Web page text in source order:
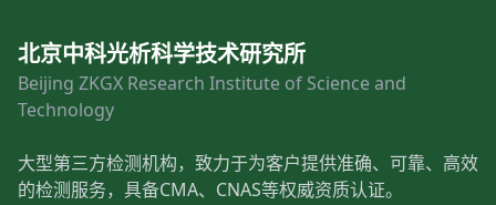
北京中科光析科学技术研究所
Beijing ZKGX Research Institute of Science and
Technology
大型第三方检测机构，致力于为客户提供准确、可靠、高效
的检测服务，具备CMA、CNAS等权威资质认证。